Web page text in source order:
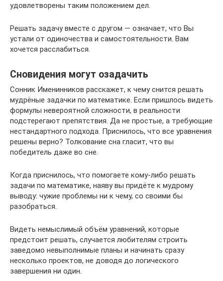
удовлетворены таким положением дел.
Решать задачу вместе с другом — означает, что Вы
устали от одиночества и самостоятельности. Вам
хочется расслабиться.
Сновидения могут озадачить
Сонник Именинников расскажет, к чему снится решать
мудрёные задачки по математике. Если пришлось видеть
формулы невероятной сложности, в реальности
подстерегают препятствия. Да не простые, а требующие
нестандартного подхода. Приснилось, что все уравнения
решены верно? Толкование сна гласит, что вы
победитель даже во сне.
Когда приснилось, что помогаете кому-либо решать
задачи по математике, наяву вы придёте к мудрому
выводу: чужие проблемы ни к чему, со своими бы
разобраться.
Видеть немыслимый объём уравнений, которые
предстоит решать, случается любителям строить
заведомо невыполнимые планы и начинать сразу
несколько проектов, не доводя до логического
завершения ни один.